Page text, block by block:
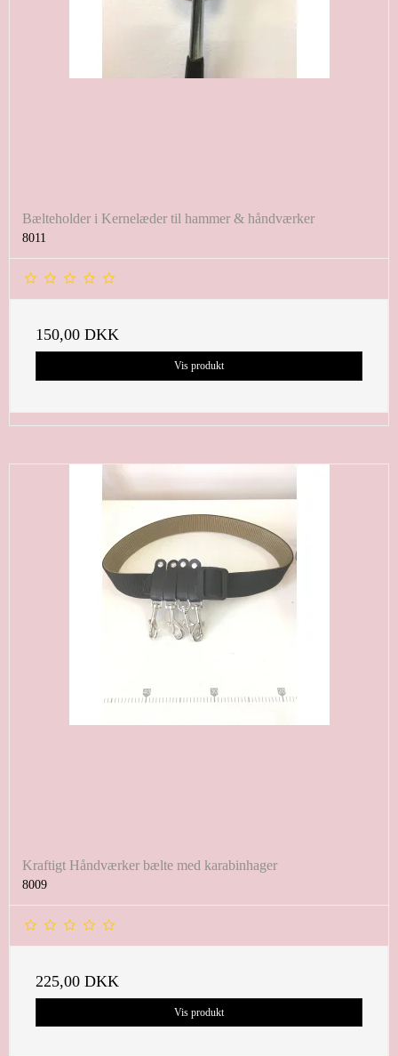
Bælteholder i Kernelæder til hammer & håndværker
8011
150,00 DKK
Vis produkt
Kraftigt Håndværker bælte med karabinhager
8009
225,00 DKK
Vis produkt